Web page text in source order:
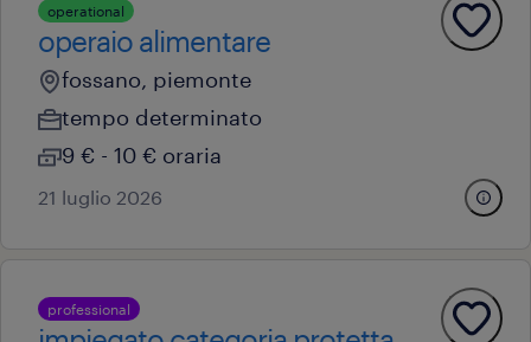
operational
operaio alimentare
fossano, piemonte
tempo determinato
9 € - 10 € oraria
21 luglio 2026
professional